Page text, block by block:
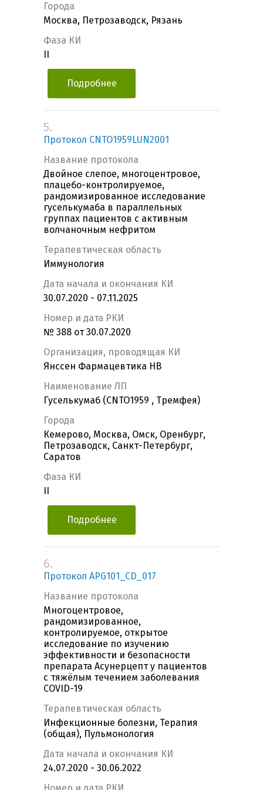
Города
Москва, Петрозаводск, Рязань
Фаза КИ
Подробнее
5.
Протокол CNTO1959LUN2001
Название протокола
Двойное слепое, многоцентровое,
плацебо-контролируемое,
рандомизированное исследование
гуселькумаба в параллельных
группах пациентов с активным
волчаночным нефритом
Терапевтическая область
Иммунология
Дата начала и окончания КИ
30.07.2020 - 07.11.2025
Номер и дата РКИ
№ 388 от 30.07.2020
Организация, проводящая КИ
Янссен Фармацевтика НВ
Наименование ЛП
Гуселькумаб (CNTO1959 , Тремфея)
Города
Кемерово, Москва, Омск, Оренбург,
Петрозаводск, Санкт-Петербург,
Саратов
Фаза КИ
Подробнее
6.
Протокол APG101_CD_017
Название протокола
Многоцентровое,
рандомизированное,
контролируемое, открытое
исследование по изучению
эффективности и безопасности
препарата Асунерцепт у пациентов
с тяжёлым течением заболевания
COVID-19
Терапевтическая область
Инфекционные болезни, Терапия
(общая), Пульмонология
Дата начала и окончания КИ
24.07.2020 - 30.06.2022